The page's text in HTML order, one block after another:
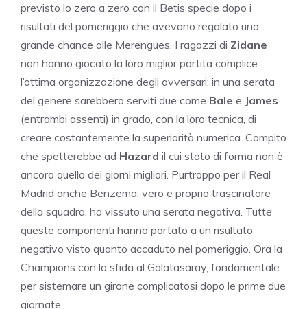
previsto lo zero a zero con il Betis specie dopo i
risultati del pomeriggio che avevano regalato una
grande chance alle Merengues. I ragazzi di Zidane
non hanno giocato la loro miglior partita complice
l’ottima organizzazione degli avversari; in una serata
del genere sarebbero serviti due come Bale e James
(entrambi assenti) in grado, con la loro tecnica, di
creare costantemente la superiorità numerica. Compito
che spetterebbe ad Hazard il cui stato di forma non è
ancora quello dei giorni migliori. Purtroppo per il Real
Madrid anche Benzema, vero e proprio trascinatore
della squadra, ha vissuto una serata negativa. Tutte
queste componenti hanno portato a un risultato
negativo visto quanto accaduto nel pomeriggio. Ora la
Champions con la sfida al Galatasaray, fondamentale
per sistemare un girone complicatosi dopo le prime due
giornate.